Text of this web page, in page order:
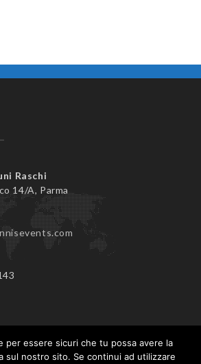
Raschi
14/A, Parma
per essere sicuri che tu possa avere la
sul nostro sito. Se continui ad utilizzare